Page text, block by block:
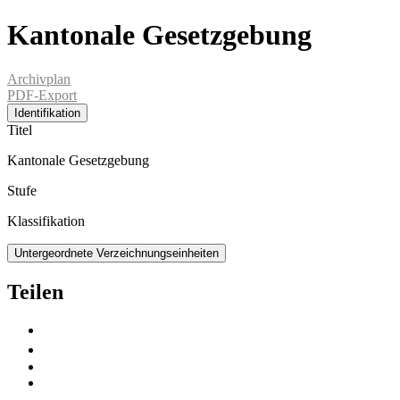
Kantonale Gesetzgebung
Archivplan
PDF-Export
Identifikation
Titel
Kantonale Gesetzgebung
Stufe
Klassifikation
Untergeordnete Verzeichnungseinheiten
Teilen